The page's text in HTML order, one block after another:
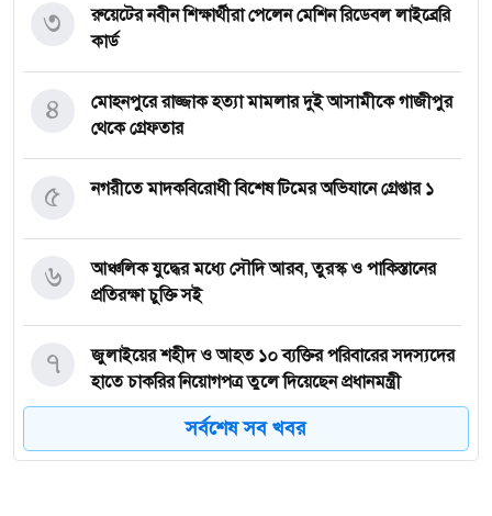
রুয়েটের নবীন শিক্ষার্থীরা পেলেন মেশিন রিডেবল লাইব্রেরি
কার্ড
৩
মোহনপুরে রাজ্জাক হত্যা মামলার দুই আসামীকে গাজীপুর
থেকে গ্রেফতার
৪
নগরীতে মাদকবিরোধী বিশেষ টিমের অভিযানে গ্রেপ্তার ১
৫
আঞ্চলিক যুদ্ধের মধ্যে সৌদি আরব, তুরস্ক ও পাকিস্তানের
প্রতিরক্ষা চুক্তি সই
৬
জুলাইয়ের শহীদ ও আহত ১০ ব্যক্তির পরিবারের সদস্যদের
হাতে চাকরির নিয়োগপত্র তুলে দিয়েছেন প্রধানমন্ত্রী
৭
জ্বালানি সংকট মোকাবিলায় সরকার সর্বোচ্চ চেষ্টা চালিয়ে
যাচ্ছে: প্রধানমন্ত্রী
৮
সর্বশেষ সব খবর